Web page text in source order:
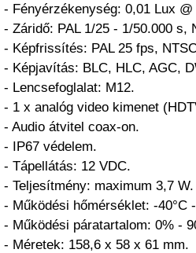
- Fényérzékenység: 0,01 Lux
- Záridő: PAL 1/25 - 1/50.000 s,
- Képfrissítés: PAL 25 fps,
- Képjavítás: BLC, HLC, AGC,
- Lencsefoglalat: M12.
- 1 x analóg video kimenet
- Audio átvitel coax-on.
- IP67 védelem.
- Tápellátás: 12 VDC.
- Teljesítmény: maximum 3,7 W.
- Működési hőmérséklet: -40°C
- Működési páratartalom: 0% -
- Méretek: 158,6 x 58 x 61 mm.